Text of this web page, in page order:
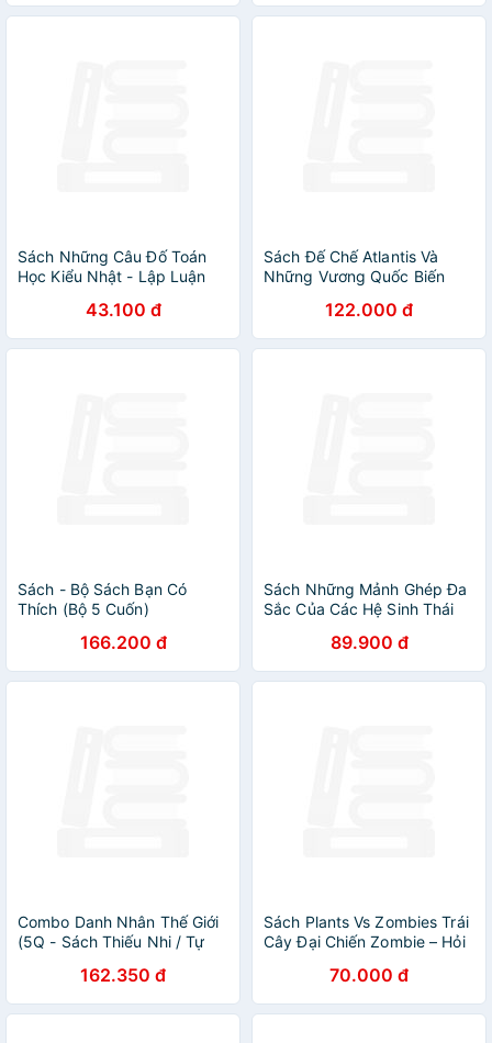
Sách Những Câu Đố Toán
Học Kiểu Nhật - Lập Luận
43.100 đ
Sách Đế Chế Atlantis Và
Những Vương Quốc Biến
122.000 đ
Sách - Bộ Sách Bạn Có
Thích (Bộ 5 Cuốn)
166.200 đ
Sách Những Mảnh Ghép Đa
Sắc Của Các Hệ Sinh Thái
89.900 đ
Combo Danh Nhân Thế Giới
(5Q - Sách Thiếu Nhi / Tự
Tài Thay Đổi Cuộc Sống ) +
Tặng Poster An Toàn cho
Con Yêu
162.350 đ
Sách Plants Vs Zombies Trái
Cây Đại Chiến Zombie – Hỏi
70.000 đ